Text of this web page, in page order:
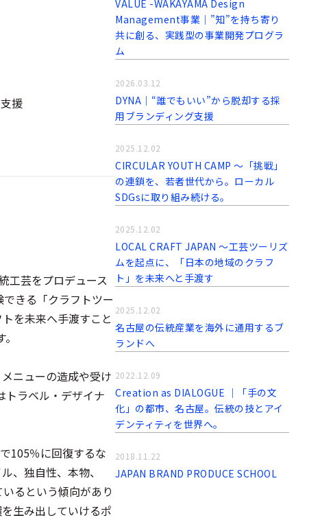
援
工芸をプロデュース
きる「クラフトツー
を未来へ手渡すこと
ニューの造成や受け
トラベル・デザイナ
105％に回復するな
、独自性、本物、
るという傾向があり
生み出していけるポ
VALUE -WAKAYAMA Design
Management事業│”知”を持ち寄り
共に創る、実践型の事業開発プログラ
ム
DYNA｜“誰でもいい”から脱却する採
用ブランディング支援
2026.03.12
CIRCULAR YOUTH CAMP ～「挑戦」
の連鎖を、若者世代から。ローカル
SDGsに取り組み続ける。
2025.12.02
LOCAL CRAFT JAPAN ～工芸ツーリズ
ムを起点に、「日本の地域のクラフ
ト」を未来へと手渡す
2025.12.02
名古屋の伝統産業を海外に通用するブ
ランドへ
2025.12.02
Creation as DIALOGUE │「手の文
化」の都市、名古屋。伝統の技とアイ
デンティティを世界へ。
2022.12.09
JAPAN BRAND PRODUCE SCHOOL
2018.11.22